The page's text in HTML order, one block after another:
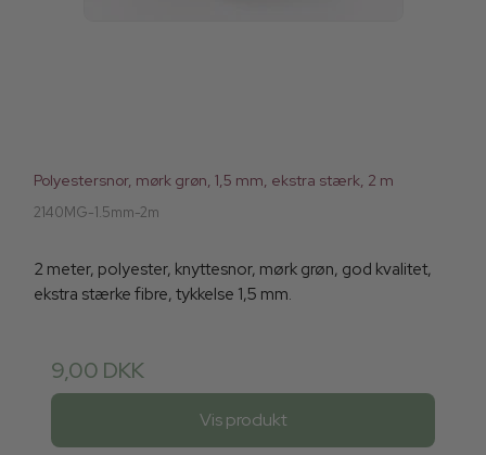
Polyestersnor, mørk grøn, 1,5 mm, ekstra stærk, 2 m
2140MG-1.5mm-2m
2 meter, polyester, knyttesnor, mørk grøn, god kvalitet,
ekstra stærke fibre, tykkelse 1,5 mm.
9,00 DKK
Vis produkt